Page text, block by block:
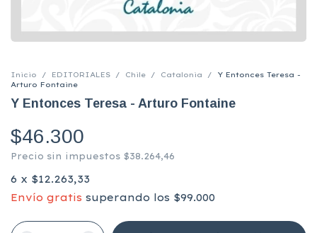
Inicio / EDITORIALES / Chile / Catalonia /
Y Entonces Teresa -
Arturo Fontaine
Y Entonces Teresa - Arturo Fontaine
$46.300
Precio sin impuestos $38.264,46
6 x $12.263,33
Envío gratis superando los $99.000